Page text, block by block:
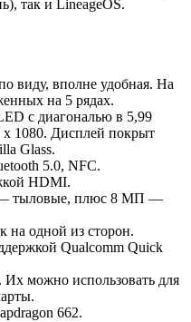
так и LineageOS.
виду, вполне удобная. На
на 5 рядах.
с диагональю в 5,99
1080. Дисплей покрыт
Glass.
5.0, NFC.
HDMI.
тыловые, плюс 8 МП —
на одной из сторон.
Qualcomm Quick
Их можно использовать для
662.